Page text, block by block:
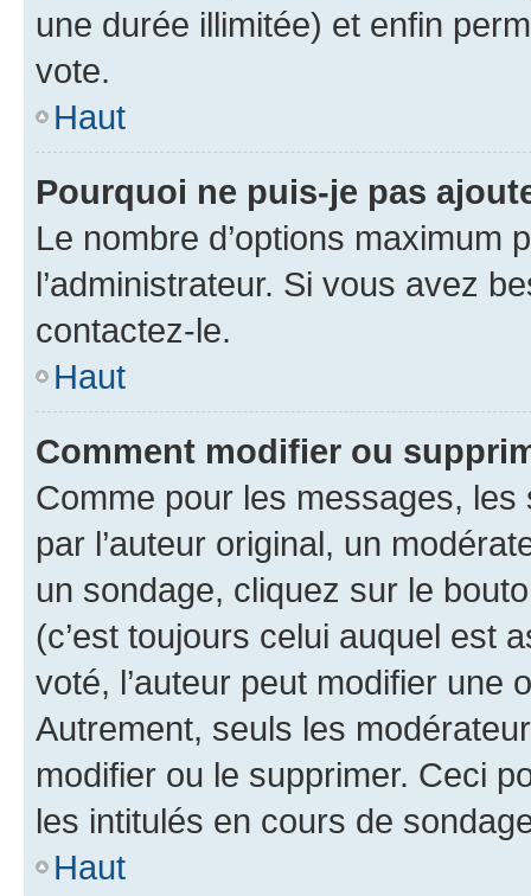
une durée illimitée) et enfin
vote.
Haut
Pourquoi ne puis-je pas
Le nombre d’options maximum
l’administrateur. Si vous avez
contactez-le.
Haut
Comment modifier ou
Comme pour les messages,
par l’auteur original, un
un sondage, cliquez sur le
(c’est toujours celui auquel est
voté, l’auteur peut modifier une
Autrement, seuls les
modifier ou le supprimer. Ceci
les intitulés en cours de
Haut